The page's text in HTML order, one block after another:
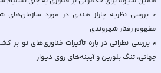
* بررسی نظریه چارلز هندی در مورد سازمان‌های
* بررسی نظراتی در باره تأثیرات فناوری‌های نو بر
جهانی، تنگ بلورین و آیینه‌های روی دیوار